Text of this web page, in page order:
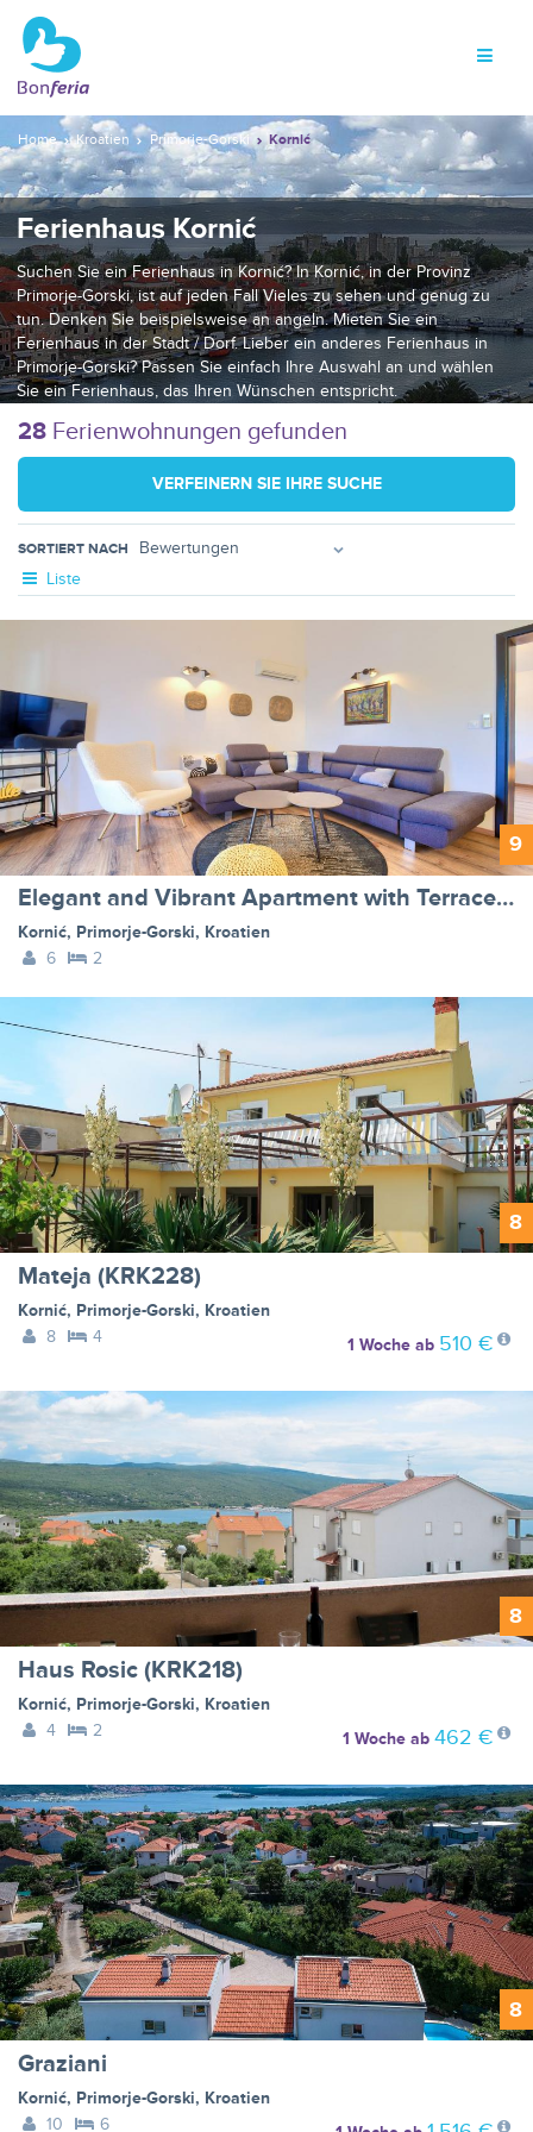
Home Kroatien Primorje-Gorski Kornić
Ferienhaus Kornić
Suchen Sie ein Ferienhaus in Kornić? In Kornić, in der Provinz
Primorje-Gorski, ist auf jeden Fall Vieles zu sehen und genug zu
tun. Denken Sie beispielsweise an angeln. Mieten Sie ein
Ferienhaus in der Stadt / Dorf. Lieber ein anderes Ferienhaus in
Primorje-Gorski? Passen Sie einfach Ihre Auswahl an und wählen
Sie ein Ferienhaus, das Ihren Wünschen entspricht.
28 Ferienwohnungen gefunden
VERFEINERN SIE IHRE SUCHE
SORTIERT NACH
Liste
9
Elegant and Vibrant Apartment with Terrace and Sea View - Two Bedroom Apartment with Terrace and Sea View
Kornić, Primorje-Gorski, Kroatien
6
2
8
Mateja (KRK228)
Kornić, Primorje-Gorski, Kroatien
8
4 1 Wocheab 510 €
8
Haus Rosic (KRK218)
Kornić, Primorje-Gorski, Kroatien
4
2 1 Wocheab 462 €
8
Graziani
Kornić, Primorje-Gorski, Kroatien
10
6